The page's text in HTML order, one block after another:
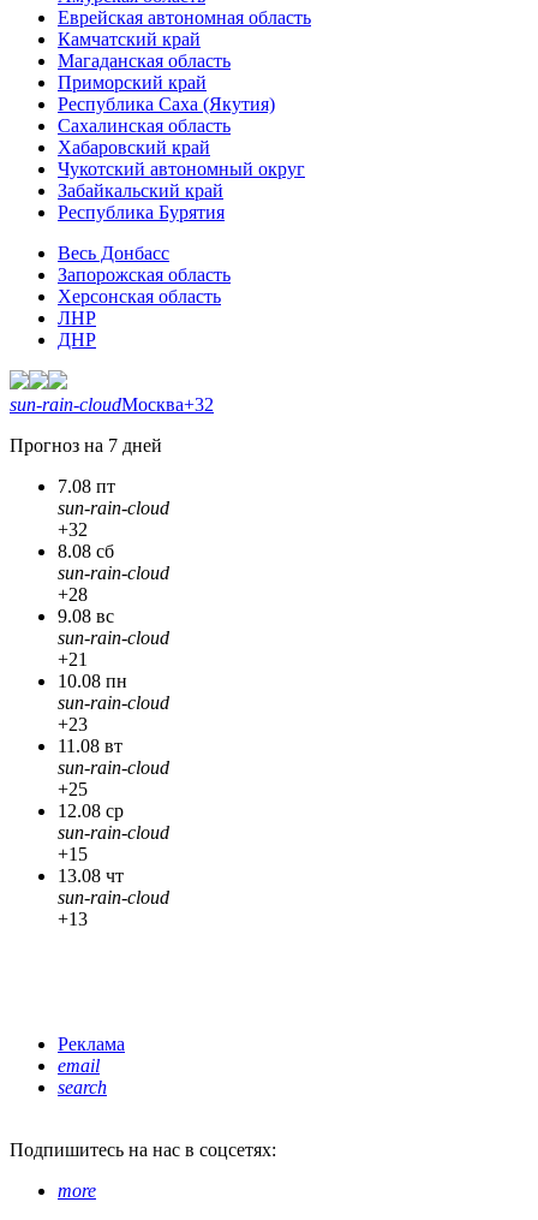
Еврейская автономная область
Камчатский край
Магаданская область
Приморский край
Республика Саха (Якутия)
Сахалинская область
Хабаровский край
Чукотский автономный округ
Забайкальский край
Республика Бурятия
Весь Донбасс
Запорожская область
Херсонская область
ЛНР
ДНР
sun-rain-cloudМосква+32
Прогноз на 7 дней
7.08 пт
sun-rain-cloud
+32
8.08 сб
sun-rain-cloud
+28
9.08 вс
sun-rain-cloud
+21
10.08 пн
sun-rain-cloud
+23
11.08 вт
sun-rain-cloud
+25
12.08 ср
sun-rain-cloud
+15
13.08 чт
sun-rain-cloud
+13
Реклама
email
search
Подпишитесь на нас в соцсетях:
more